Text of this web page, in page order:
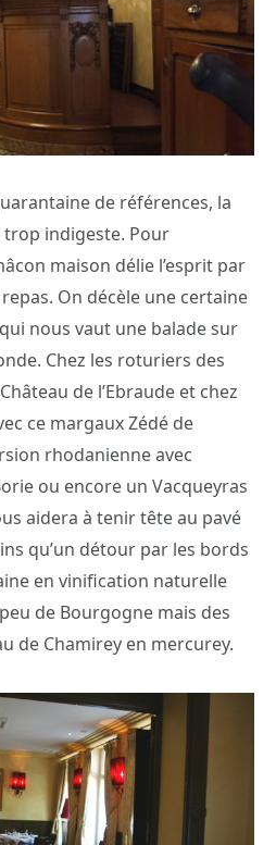
de références, la
trop indigeste. Pour
maison délie l’esprit par
On décèle une certaine
nous vaut une balade sur
Chez les roturiers des
de l’Ebraude et chez
ce margaux Zédé de
rhodanienne avec
ou encore un Vacqueyras
aidera à tenir tête au pavé
qu’un détour par les bords
en vinification naturelle
de Bourgogne mais des
de Chamirey en mercurey.